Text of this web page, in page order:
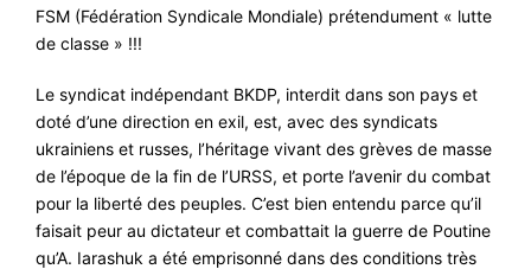
FSM (Fédération Syndicale Mondiale) prétendument « lutte
de classe » !!!
Le syndicat indépendant BKDP, interdit dans son pays et
doté d’une direction en exil, est, avec des syndicats
ukrainiens et russes, l’héritage vivant des grèves de masse
de l’époque de la fin de l’URSS, et porte l’avenir du combat
pour la liberté des peuples. C’est bien entendu parce qu’il
faisait peur au dictateur et combattait la guerre de Poutine
qu’A. Iarashuk a été emprisonné dans des conditions très